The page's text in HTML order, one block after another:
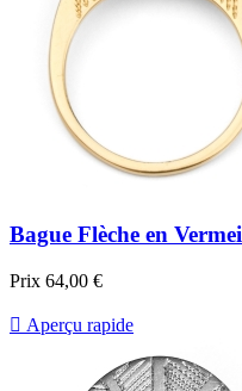
Bague Flèche en
Prix 64,00 €
 Aperçu rapide